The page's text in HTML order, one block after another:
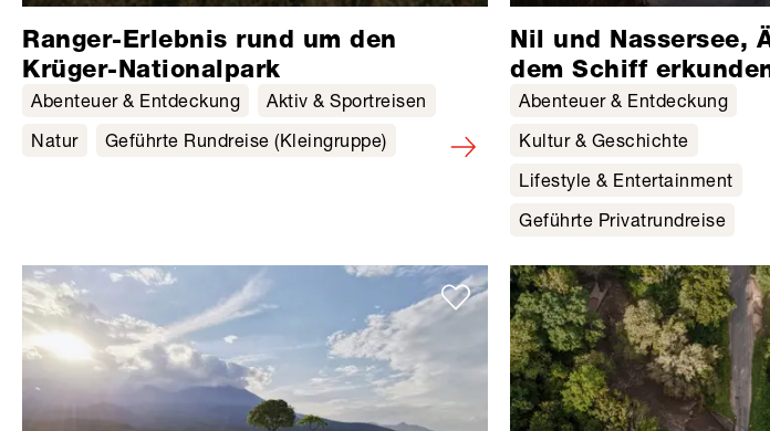
Ranger-Erlebnis rund um den
Krüger-Nationalpark
Abenteuer & Entdeckung
Aktiv & Sportreisen
Natur
Geführte Rundreise (Kleingruppe)
Nil und Nassersee,
dem Schiff
Abenteuer & Entdeckung
Kultur & Geschichte
Lifestyle & Entertainment
Geführte Privatrundreise